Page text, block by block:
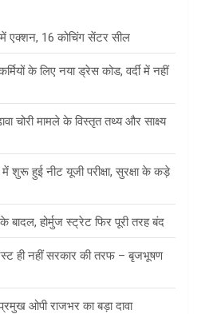
एक्शन, 16 कोचिंग सेंटर सील
के लिए नया ड्रेस कोड, वर्दी में नहीं
चोरी मामले के विस्तृत तथ्य और साक्ष्य
शुरू हुई नीट यूजी परीक्षा, सुरक्षा के कड़े
होर्मुज स्ट्रेट फिर पूरी तरह बंद
ही नहीं सरकार की तरफ – बृजभूषण
ओपी राजभर का बड़ा दावा